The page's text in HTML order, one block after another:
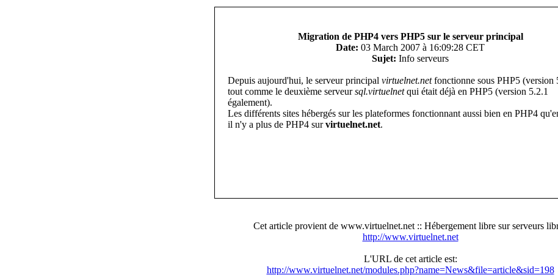
Migration de PHP4 vers PHP5 sur le serveur principal
Date: 03 March 2007 à 16:09:28 CET
Sujet: Info serveurs
Depuis aujourd'hui, le serveur principal virtuelnet.netfonctionne sous PHP5 (version
tout comme le deuxième serveursql.virtuelnetqui était déjà en PHP5 (version 5.2.1
également).
Les différents sites hébergés sur les plateformes fonctionnant aussi bien en PHP4
il n'y a plus de PHP4 survirtuelnet.net.
Cet article provient de www.virtuelnet.net :: Hébergement libre sur serveurs
http://www.virtuelnet.net
L'URL de cet article est:
http://www.virtuelnet.net/modules.php?name=News&file=article&sid=198